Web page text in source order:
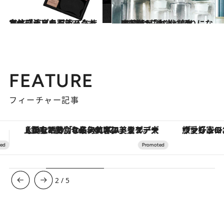
2019.4.17
アイシャドウもチークも立体感演出も すべておまかせプチプラ万能パレット
ビューティ＆ヘルス 2017.3.7
齋藤薫が選ぶ化粧水BEST12「本当に頼りになる1本はこれ！」
ビューティ＆ヘルス
FEATURE
フィーチャー記事
ヴァシュロン・コンスタンタン「オーヴァーシーズ・オートマティック」。旅愛好家のお気に入りコレクションから、ジェンダーレスな新作が登場 【夏限定ディナーコース】旬を
3 / 5